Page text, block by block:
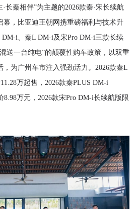
·长秦相伴”为主题的2026款秦·宋长续航
幕，比亚迪王朝网携重磅福利与技术升
i、秦L DM-i及宋Pro DM-i三款长续
送一台纯电”的颠覆性购车政策，以双重
，为广州车市注入强劲活力。2026款秦L
万起售，2026款秦PLUS DM-i
万元，2026款宋Pro DM-i长续航版限